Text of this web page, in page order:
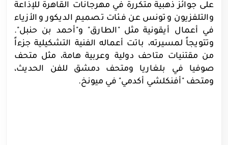
على جوائز ذهبية متكررة في مهرجانات القاهرة للإذاعة
والتلفزيون وتونس عن فئات تصميم الديكور والأزياء
في أعمال أيقونية مثل "الطارق" و"أحمد بن حنبل".
وتتويجاً لمسيرته، باتت أعماله الفنية التشكيلية جزءاً
من مقتنيات متاحف دولية وعربية هامة، مثل متحف
صوفيا في بلغاريا ومتحف دمشق للفن الحديث،
ومتحف "أفنكلشي أكدمي" في ميونخ.